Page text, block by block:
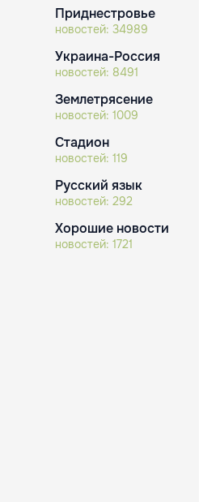
Приднестровье
новостей: 34989
Украина-Россия
новостей: 8491
Землетрясение
новостей: 1009
Стадион
новостей: 119
Русский язык
новостей: 292
Хорошие новости
новостей: 1721